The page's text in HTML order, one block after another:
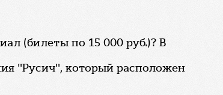
(билеты по 15 000 руб.)? В
"Русич", который расположен